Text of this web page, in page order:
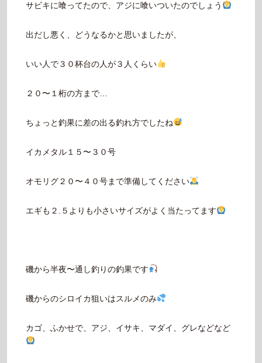
サビキに喰ってたので、アジに喰いついたのでしょう
出だし悪く、どうなるかと思いましたが、
いい人で３０杯台の人が３人くらい
２０〜１桁の方まで…
ちょっと釣果に差の出る釣れ方でしたね
イカメタル１５〜３０号
オモリグ２０〜４０号まで準備してください
エギも２.５よりも小さいサイズがよく当たってます
磯から半夜〜通し釣りの釣果です
磯からのシロイカ狙いはスルメのみ
カゴ、ふかせで、アジ、イサキ、マダイ、グレなどなど